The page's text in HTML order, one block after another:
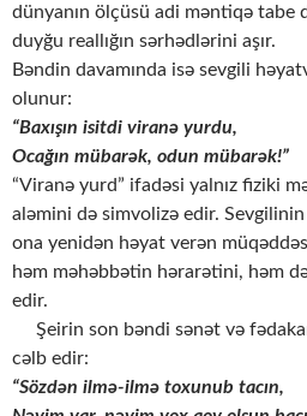
dünyanın ölçüsü adi məntiqə tabe
duyğu reallığın sərhədlərini aşır.
Bəndin davamında isə sevgili
olunur:
“Baxışın isitdi viranə yurdu,
Ocağın mübarək, odun mübarək!”
“Viranə yurd” ifadəsi yalnız fiziki
aləmini də simvolizə edir. Sevgilinin
ona yenidən həyat verən
həm məhəbbətin hərarətini, həm
edir.
Şeirin son bəndi sənət və
cəlb edir:
“Sözdən ilmə-ilmə toxunub tacın,